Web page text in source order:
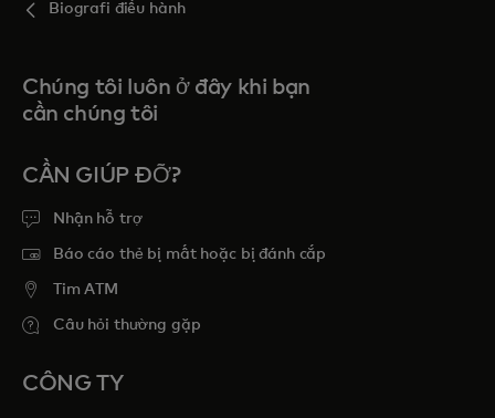
Biografi điều hành
Chúng tôi luôn ở đây khi bạn
cần chúng tôi
CẦN GIÚP ĐỠ?
Nhận hỗ trợ
Báo cáo thẻ bị mất hoặc bị đánh cắp
Tim ATM
Câu hỏi thường gặp
CÔNG TY